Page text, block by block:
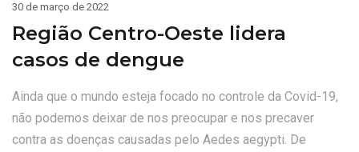
30 de março de 2022
Região Centro-Oeste lidera
casos de dengue
Ainda que o mundo esteja focado no controle da Covid-19,
não podemos deixar de nos preocupar e nos precaver
contra as doenças causadas pelo Aedes aegypti. De